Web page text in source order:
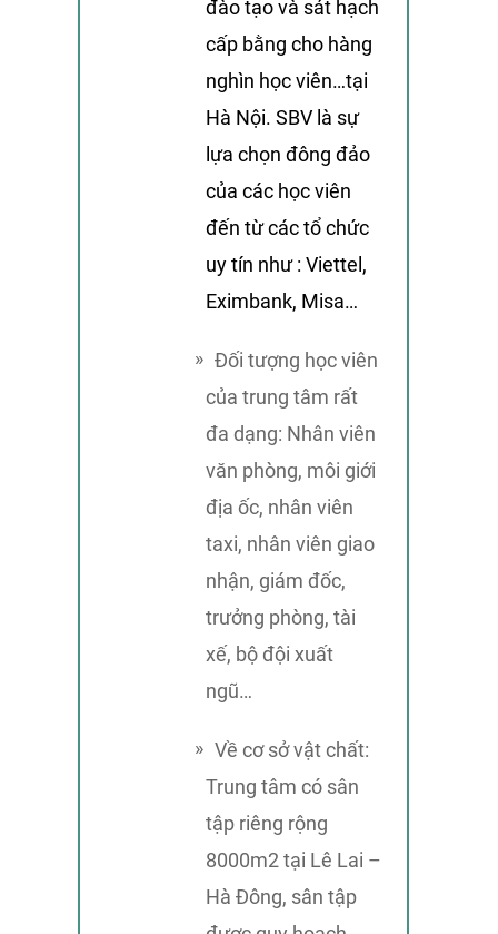
đào tạo và sát hạch
cấp bằng cho hàng
nghìn học viên…tại
Hà Nội. SBV là sự
lựa chọn đông đảo
của các học viên
đến từ các tổ chức
uy tín như : Viettel,
Eximbank, Misa…
Đối tượng học viên
của trung tâm rất
đa dạng: Nhân viên
văn phòng, môi giới
địa ốc, nhân viên
taxi, nhân viên giao
nhận, giám đốc,
trưởng phòng, tài
xế, bộ đội xuất
ngũ…
Về cơ sở vật chất:
Trung tâm có sân
tập riêng rộng
8000m2 tại Lê Lai –
Hà Đông, sân tập